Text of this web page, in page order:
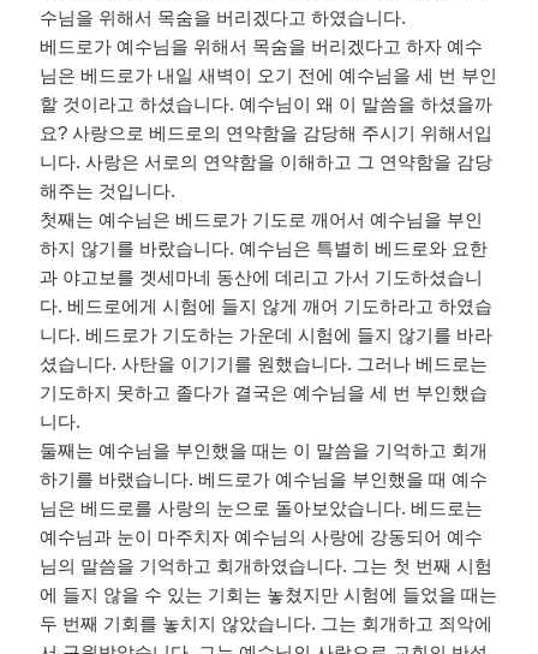
수님을 위해서 목숨을 버리겠다고 하였습니다.
베드로가 예수님을 위해서 목숨을 버리겠다고 하자 예수
님은 베드로가 내일 새벽이 오기 전에 예수님을 세 번 부인
할 것이라고 하셨습니다. 예수님이 왜 이 말씀을 하셨을까
요?사랑으로 베드로의 연약함을 감당해 주시기 위해서입
니다.사랑은 서로의 연약함을 이해하고 그 연약함을 감당
해주는 것입니다.
첫째는 예수님은 베드로가 기도로 깨어서 예수님을 부인
하지 않기를 바랐습니다. 예수님은 특별히 베드로와 요한
과 야고보를 겟세마네 동산에 데리고 가서 기도하셨습니
다. 베드로에게 시험에 들지 않게 깨어 기도하라고 하였습
니다. 베드로가 기도하는 가운데 시험에 들지 않기를 바라
셨습니다.사탄을 이기기를 원했습니다. 그러나 베드로는
기도하지 못하고 졸다가 결국은 예수님을 세 번 부인했습
니다.
둘째는 예수님을 부인했을 때는 이 말씀을 기억하고 회개
하기를 바랬습니다. 베드로가 예수님을 부인했을 때 예수
님은 베드로를 사랑의 눈으로 돌아보았습니다. 베드로는
예수님과 눈이 마주치자 예수님의 사랑에 강동되어 예수
님의 말씀을 기억하고 회개하였습니다. 그는 첫 번째 시험
에 들지 않을 수 있는 기회는 놓쳤지만 시험에 들었을 때는
두 번째 기회를 놓치지 않았습니다. 그는 회개하고 죄악에